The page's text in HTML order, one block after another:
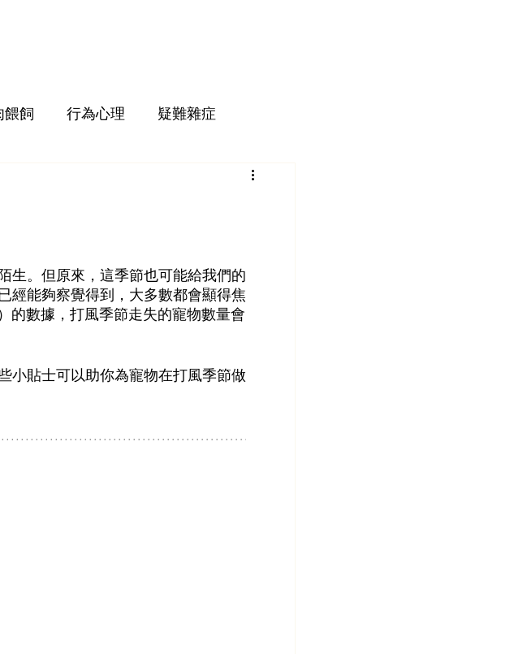
餵飼 行為心理 疑難雜症
生。但原來，這季節也可能給我們的
經能夠察覺得到，大多數都會顯得焦
的數據，打風季節走失的寵物數量會
小貼士可以助你為寵物在打風季節做